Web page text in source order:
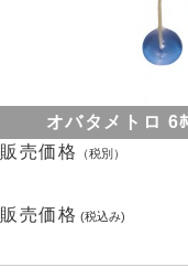
オバタメトロ
販売価格
（税別）
販売価格 (税込み)